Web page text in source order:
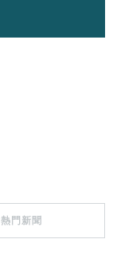
熱門新聞